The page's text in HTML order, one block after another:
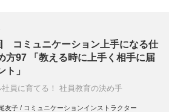
コミュニケーション上手になる仕
方97 「教える時に上手く相手に届
ト」
社員に育てる！ 社員教育の決め手
友子 / コミュニケーションインストラクター